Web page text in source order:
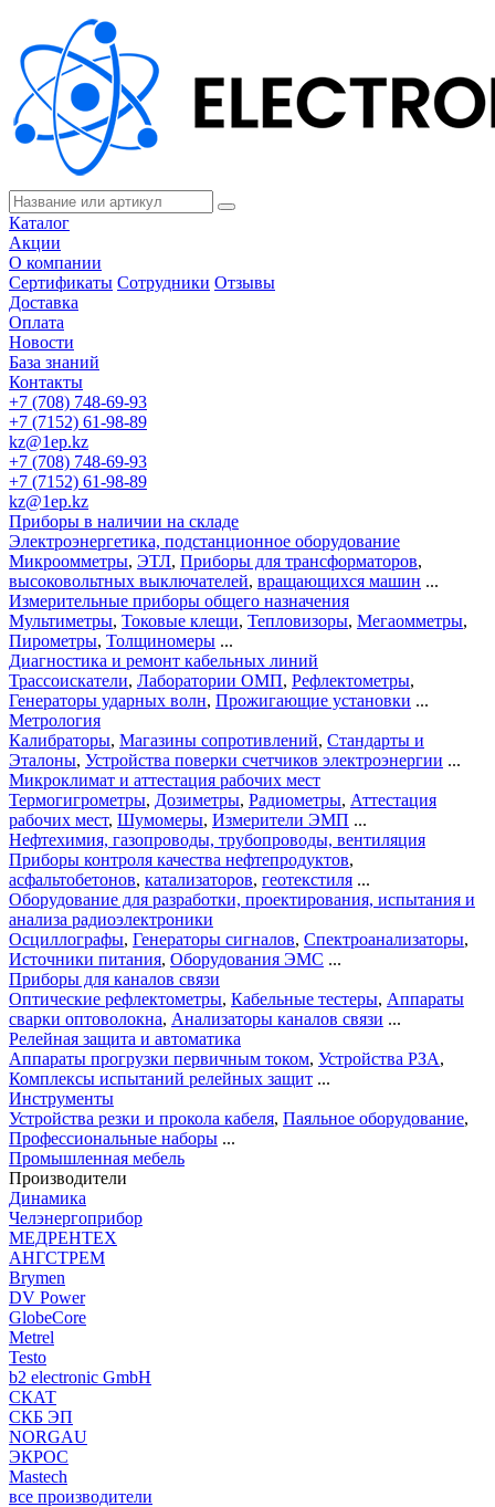
Каталог
Акции
О компании
Сертификаты Сотрудники Отзывы
Доставка
Оплата
Новости
База знаний
Контакты
+7 (708) 748-69-93
+7 (7152) 61-98-89
kz@1ep.kz
+7 (708) 748-69-93
+7 (7152) 61-98-89
kz@1ep.kz
Приборы в наличии на складе
Электроэнергетика, подстанционное оборудование
Микроомметры, ЭТЛ, Приборы для трансформаторов,
высоковольтных выключателей, вращающихся машин ...
Измерительные приборы общего назначения
Мультиметры, Токовые клещи, Тепловизоры, Мегаомметры,
Пирометры, Толщиномеры ...
Диагностика и ремонт кабельных линий
Трассоискатели, Лаборатории ОМП, Рефлектометры,
Генераторы ударных волн, Прожигающие установки ...
Метрология
Калибраторы, Магазины сопротивлений, Стандарты и
Эталоны, Устройства поверки счетчиков электроэнергии ...
Микроклимат и аттестация рабочих мест
Термогигрометры, Дозиметры, Радиометры, Аттестация
рабочих мест, Шумомеры, Измерители ЭМП ...
Нефтехимия, газопроводы, трубопроводы, вентиляция
Приборы контроля качества нефтепродуктов,
асфальтобетонов, катализаторов, геотекстиля ...
Оборудование для разработки, проектирования, испытания и
анализа радиоэлектроники
Осциллографы, Генераторы сигналов, Спектроанализаторы,
Источники питания, Оборудования ЭМС ...
Приборы для каналов связи
Оптические рефлектометры, Кабельные тестеры, Аппараты
сварки оптоволокна, Анализаторы каналов связи ...
Релейная защита и автоматика
Аппараты прогрузки первичным током, Устройства РЗА,
Комплексы испытаний релейных защит ...
Инструменты
Устройства резки и прокола кабеля, Паяльное оборудование,
Профессиональные наборы ...
Промышленная мебель
Производители
Динамика
Челэнергоприбор
МЕДРЕНТЕХ
АНГСТРЕМ
Brymen
DV Power
GlobeCore
Metrel
Testo
b2 electronic GmbH
СКАТ
СКБ ЭП
NORGAU
ЭКРОС
Mastech
все производители